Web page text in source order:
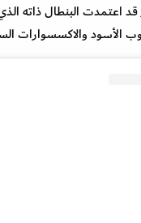
اعتمدت البنطال ذاته
الأسود والاكسسوارات